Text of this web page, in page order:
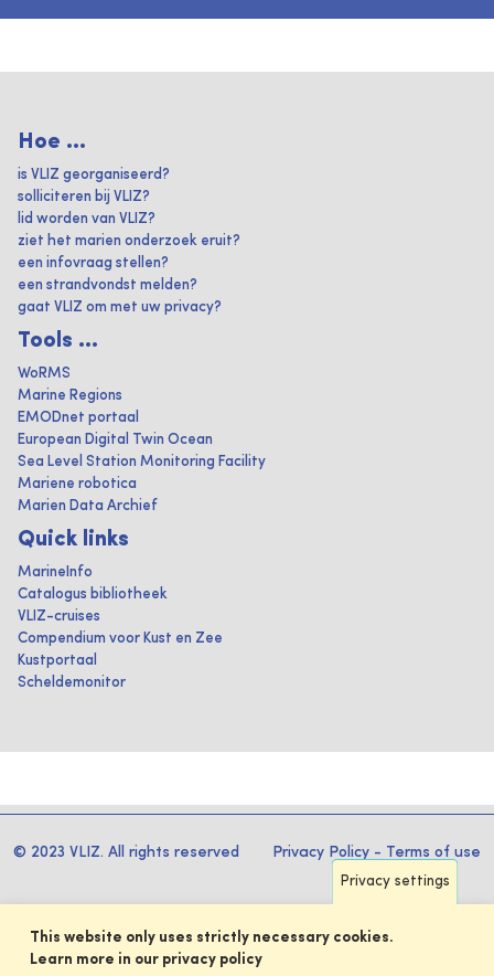
Hoe ...
is VLIZ georganiseerd?
solliciteren bij VLIZ?
lid worden van VLIZ?
ziet het marien onderzoek eruit?
een infovraag stellen?
een strandvondst melden?
gaat VLIZ om met uw privacy?
Tools ...
WoRMS
Marine Regions
EMODnet portaal
European Digital Twin Ocean
Sea Level Station Monitoring Facility
Mariene robotica
Marien Data Archief
Quick links
MarineInfo
Catalogus bibliotheek
VLIZ-cruises
Compendium voor Kust en Zee
Kustportaal
Scheldemonitor
© 2023 VLIZ. All rights reserved Privacy Policy - Terms of use
Privacy settings
This website only uses strictly necessary cookies.
Learn more in our privacy policy